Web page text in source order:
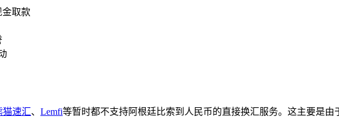
金取款
猫速汇、 Lemfi等暂时都不支持阿根廷比索到人民币的直接换汇服务。这主要是